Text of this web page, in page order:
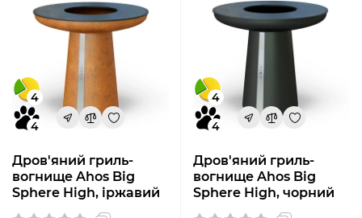
4
4
Дров'яний гриль-
вогнище Ahos Big
Sphere High, іржавий
4
4
Дров'яний гриль-
вогнище Ahos Big
Sphere High, чорний